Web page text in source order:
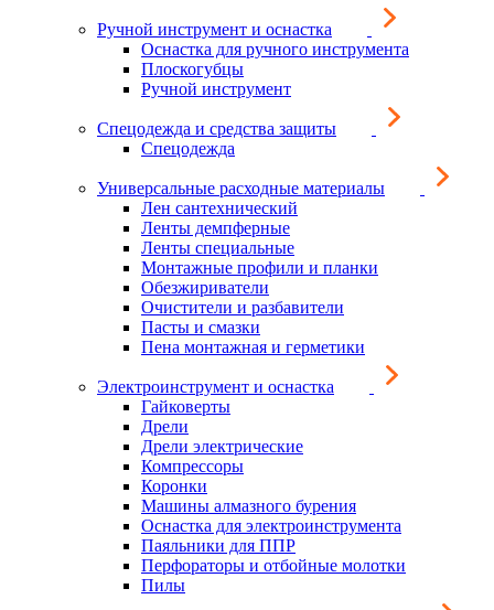
Ручной инструмент и оснастка
Оснастка для ручного инструмента
Плоскогубцы
Ручной инструмент
Спецодежда и средства защиты
Спецодежда
Универсальные расходные материалы
Лен сантехнический
Ленты демпферные
Ленты специальные
Монтажные профили и планки
Обезжириватели
Очистители и разбавители
Пасты и смазки
Пена монтажная и герметики
Электроинструмент и оснастка
Гайковерты
Дрели
Дрели электрические
Компрессоры
Коронки
Машины алмазного бурения
Оснастка для электроинструмента
Паяльники для ППР
Перфораторы и отбойные молотки
Пилы